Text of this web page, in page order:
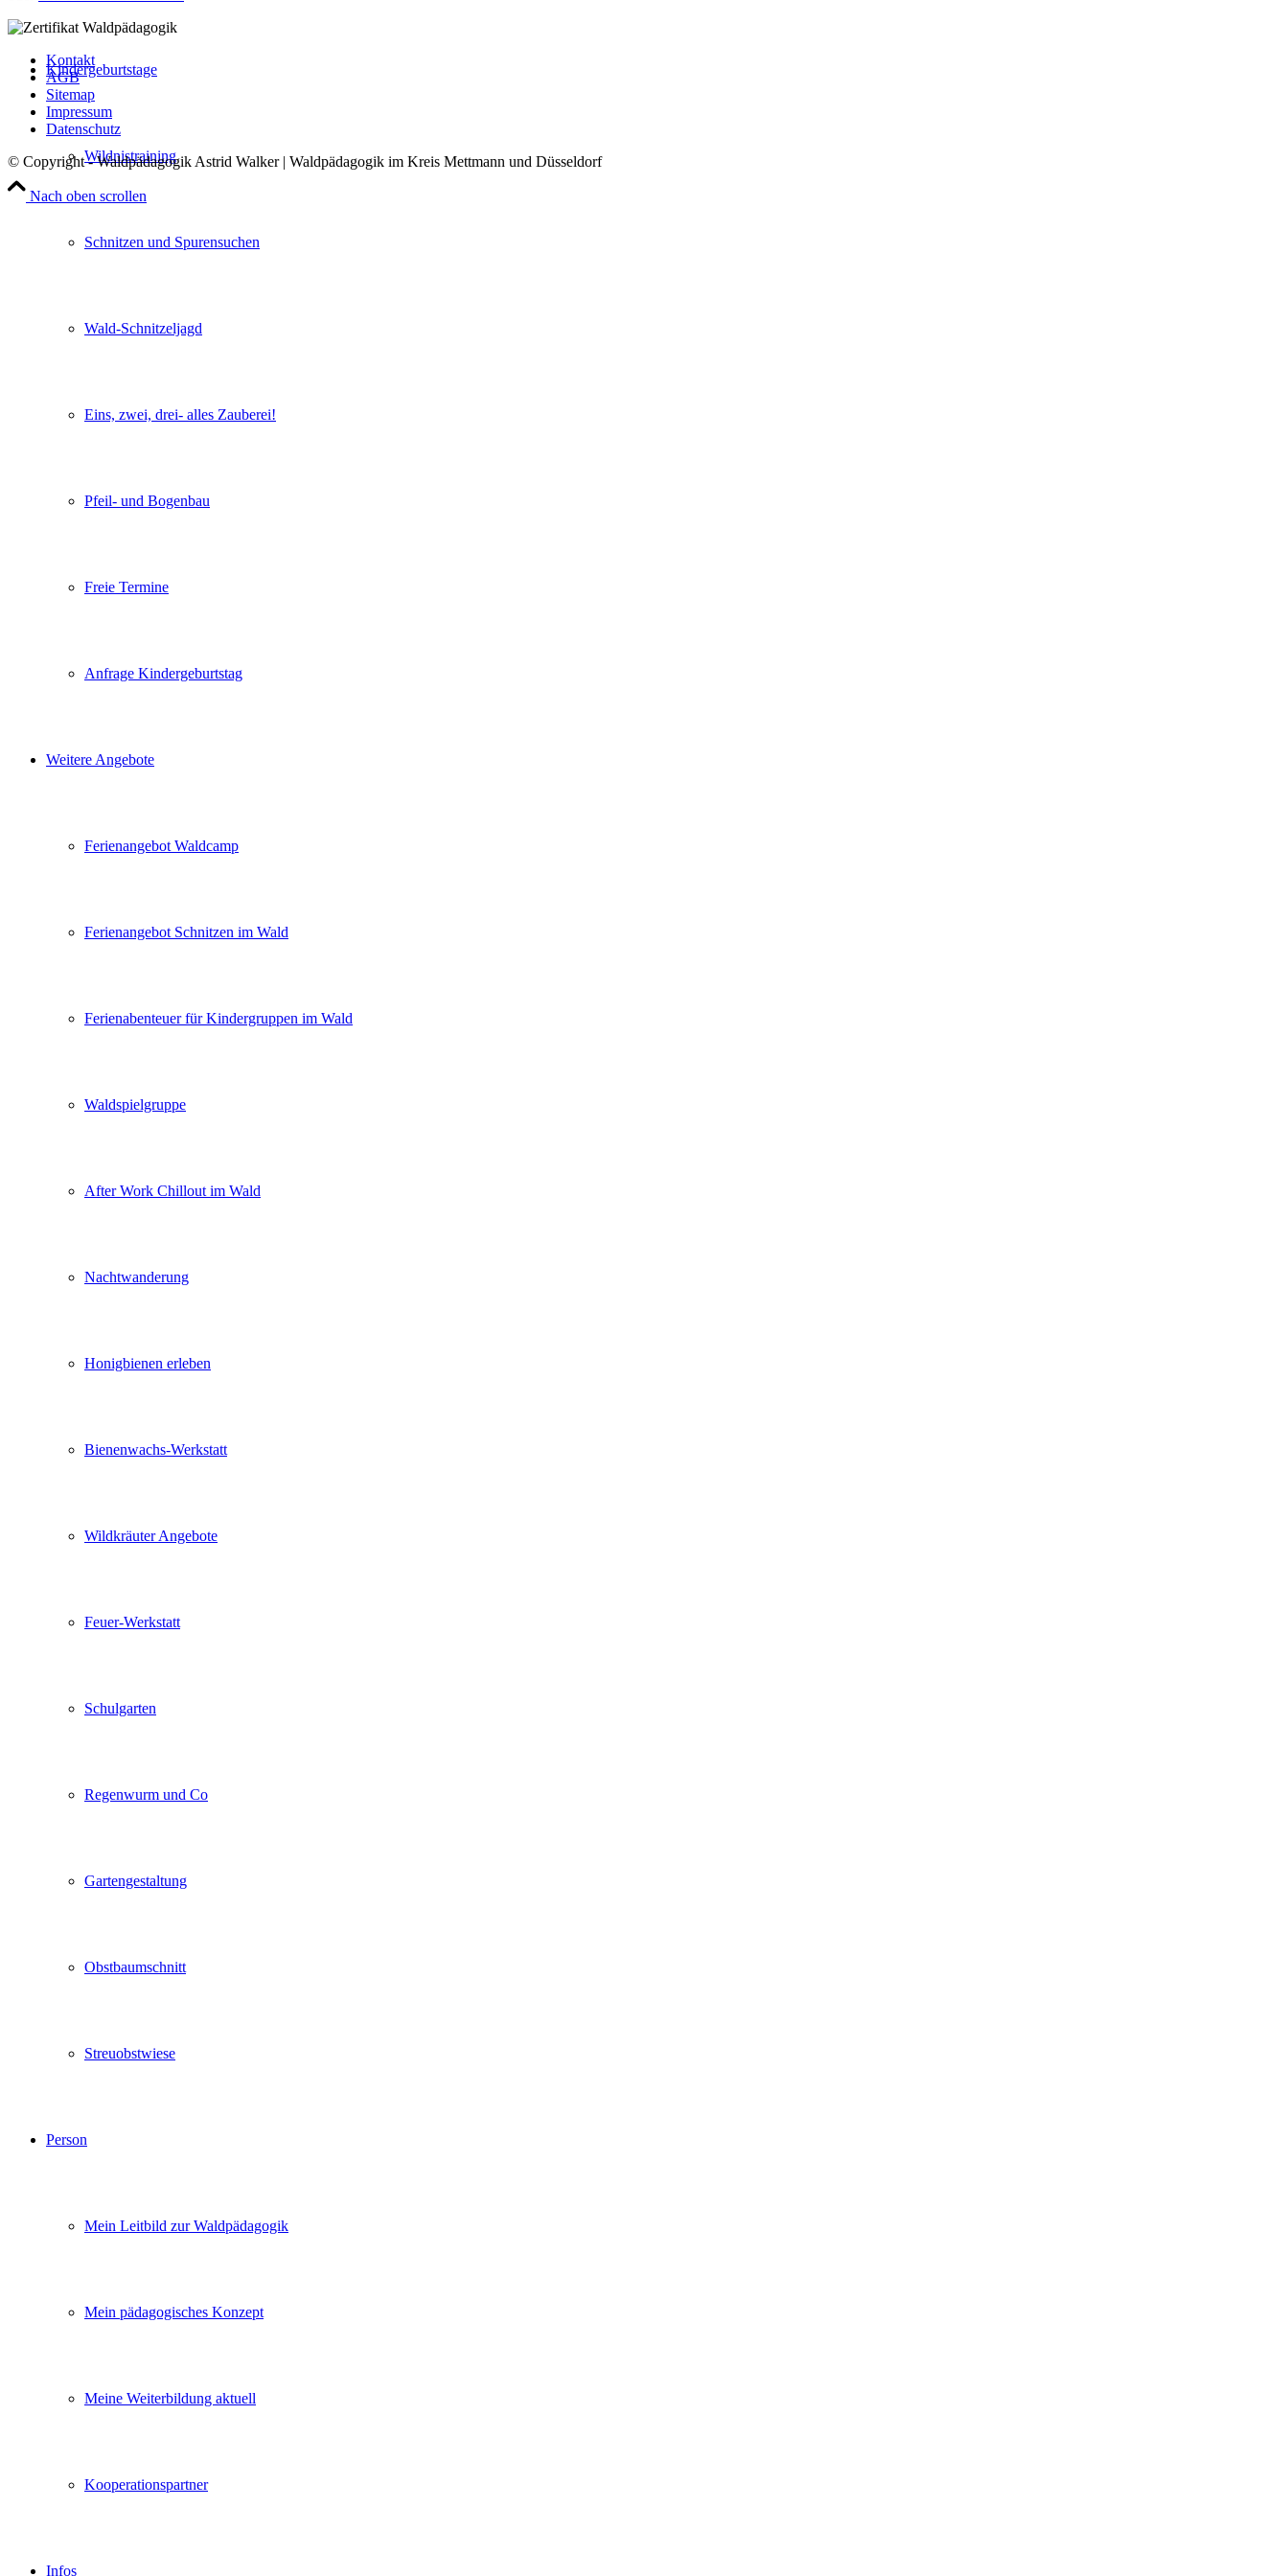
Kindergeburtstage
Wildnistraining
Schnitzen und Spurensuchen
Wald-Schnitzeljagd
Eins, zwei, drei- alles Zauberei!
Pfeil- und Bogenbau
Freie Termine
Anfrage Kindergeburtstag
Weitere Angebote
Ferienangebot Waldcamp
Ferienangebot Schnitzen im Wald
Ferienabenteuer für Kindergruppen im Wald
Waldspielgruppe
After Work Chillout im Wald
Nachtwanderung
Honigbienen erleben
Bienenwachs-Werkstatt
Wildkräuter Angebote
Feuer-Werkstatt
Schulgarten
Regenwurm und Co
Gartengestaltung
Obstbaumschnitt
Streuobstwiese
Person
Mein Leitbild zur Waldpädagogik
Mein pädagogisches Konzept
Meine Weiterbildung aktuell
Kooperationspartner
Infos
Kontakt
AGB
Sitemap
Impressum
Datenschutz
© Copyright - Waldpädagogik Astrid Walker | Waldpädagogik im Kreis Mettmann und Düsseldorf
Nach oben scrollen